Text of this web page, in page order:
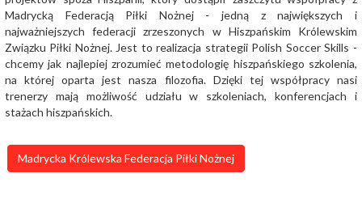
Madrycką Federacją Piłki Nożnej - jedną z największych i
najważniejszych federacji zrzeszonych w Hiszpańskim Królewskim
Związku Piłki Nożnej. Jest to realizacja strategii Polish Soccer Skills -
chcemy jak najlepiej zrozumieć metodologię hiszpańskiego szkolenia,
na której oparta jest nasza filozofia. Dzięki tej współpracy nasi
trenerzy mają możliwość udziału w szkoleniach, konferencjach i
stażach hiszpańskich.
Madrycka Królewska Federacja Piłki Nożnej